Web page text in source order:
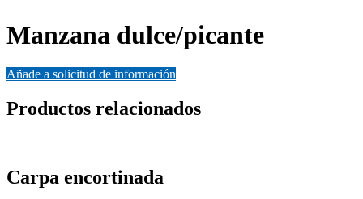
Manzana dulce/picante
Añade a solicitud de información
Productos relacionados
Carpa encortinada